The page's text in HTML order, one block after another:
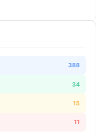
388
34
15
11